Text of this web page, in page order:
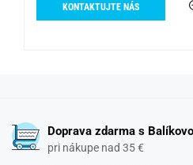
KONTAKTUJTE NÁS
Doprava zdarma s Balíkovo
pri nákupe nad 35 €